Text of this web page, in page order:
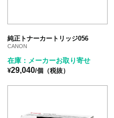
純正トナーカートリッジ056
CANON
在庫：メーカーお取り寄せ
¥29,040/個（税抜）